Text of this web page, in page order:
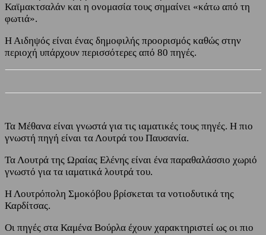
Καϊμακτσαλάν και η ονομασία τους σημαίνει «κάτω από τη
φωτιά».
Η Αιδηψός είναι ένας δημοφιλής προορισμός καθώς στην
περιοχή υπάρχουν περισσότερες από 80 πηγές.
Τα Μέθανα είναι γνωστά για τις ιαματικές τους πηγές. Η πιο
γνωστή πηγή είναι τα Λουτρά του Παυσανία.
Τα Λουτρά της Ωραίας Ελένης είναι ένα παραθαλάσσιο χωριό
γνωστό για τα ιαματικά λουτρά του.
Η Λουτρόπολη Σμοκόβου βρίσκεται τα νοτιοδυτικά της
Καρδίτσας.
Οι πηγές στα Καμένα Βούρλα έχουν χαρακτηριστεί ως οι πιο